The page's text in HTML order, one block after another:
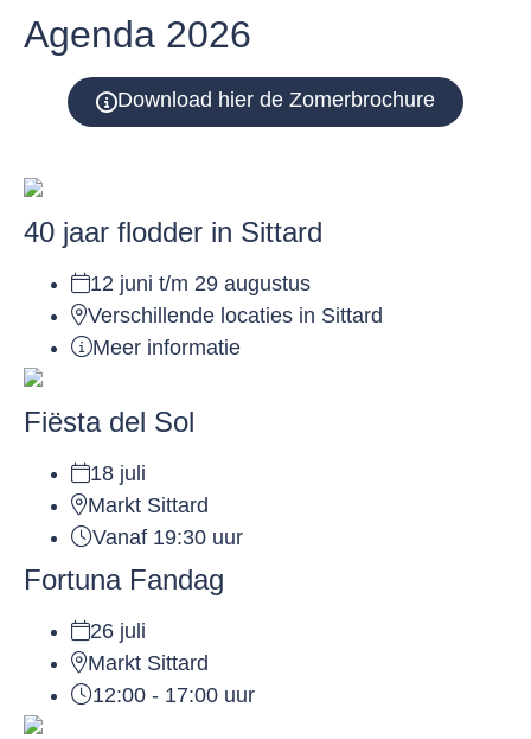
Agenda 2026
Download hier de Zomerbrochure
40 jaar flodder in Sittard
12 juni t/m 29 augustus
Verschillende locaties in Sittard
Meer informatie
Fiësta del Sol
18 juli
Markt Sittard
Vanaf 19:30 uur
Fortuna Fandag
26 juli
Markt Sittard
12:00 - 17:00 uur